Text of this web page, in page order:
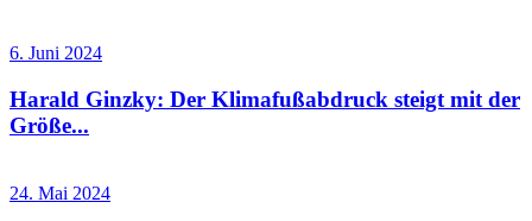
6. Juni 2024
Harald Ginzky: Der Klimafußabdruck steigt mit der
Größe...
24. Mai 2024